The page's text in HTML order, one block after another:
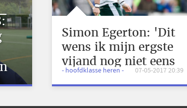
Simon Egerton: 'Dit
wens ik mijn ergste
vijand nog niet eens
toe'
- hoofdklasse heren - 07-05-2017 20:39